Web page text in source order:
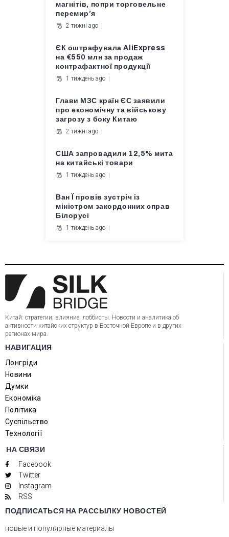
магнітів, попри торговельне
перемир’я
2 тижні ago
ЄК оштрафувала AliExpress
на €550 млн за продаж
контрафактної продукції
1 тиждень ago
Глави МЗС країн ЄС заявили
про економічну та військову
загрозу з боку Китаю
2 тижні ago
США запровадили 12,5% мита
на китайські товари
1 тиждень ago
Ван Ї провів зустріч із
міністром закордонних справ
Білорусі
1 тиждень ago
Китай: стратегии, влияние, лоббисты. Новости и аналитика об
активности китайских структур в Восточной Европе и в других
регионах мира.
НАВИГАЦИЯ
Лонгріди
Новини
Думки
Економіка
Політика
Суспільство
Технології
НА СВЯЗИ
Facebook
Twitter
Instagram
RSS
ПОДПИСАТЬСЯ НА РАССЫЛКУ НОВОСТЕЙ
новые и популярные материалы